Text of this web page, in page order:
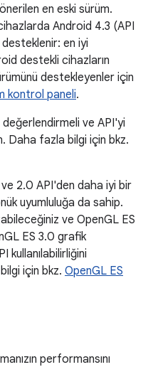
en eski sürüm.
Android 4.3 (API
en iyi
destekli cihazların
destekleyenler için
kontrol paneli.
ve API'yi
Daha fazla bilgi için bkz.
2.0 API'den daha iyi bir
uyumluluğa da sahip.
ve OpenGL ES
ES 3.0 grafik
kullanılabilirliğini
için bkz. OpenGL ES
performansını